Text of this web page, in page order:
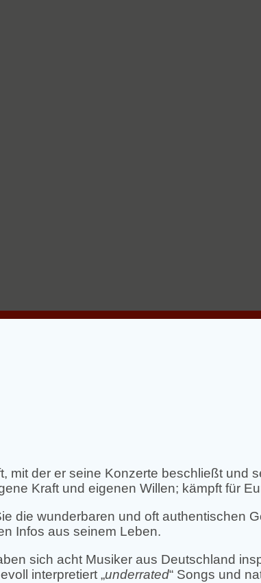
mit der er seine Konzerte beschließt und
Kraft und eigenen Willen; kämpft für
die wunderbaren und oft authentischen
Infos aus seinem Leben.
sich acht Musiker aus Deutschland
interpretiert „underrated“ Songs und